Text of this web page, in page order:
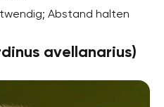
Abstand halten
avellanarius)